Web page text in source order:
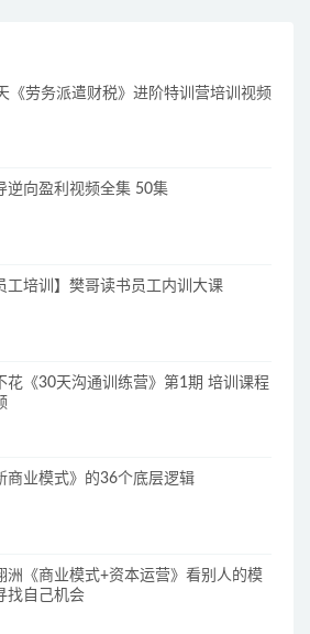
《劳务派遣财税》进阶特训营培训视频
逆向盈利视频全集 50集
工培训】樊哥读书员工内训大课
花《30天沟通训练营》第1期 培训课程
商业模式》的36个底层逻辑
洲《商业模式+资本运营》看别人的模
找自己机会